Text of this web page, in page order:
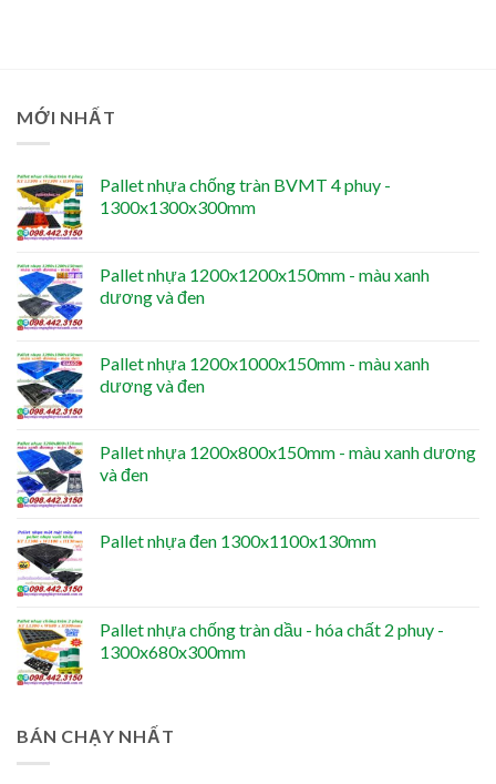
MỚI NHẤT
Pallet nhựa chống tràn BVMT 4 phuy -
1300x1300x300mm
Pallet nhựa 1200x1200x150mm - màu xanh
dương và đen
Pallet nhựa 1200x1000x150mm - màu xanh
dương và đen
Pallet nhựa 1200x800x150mm - màu xanh dương
và đen
Pallet nhựa đen 1300x1100x130mm
Pallet nhựa chống tràn dầu - hóa chất 2 phuy -
1300x680x300mm
BÁN CHẠY NHẤT